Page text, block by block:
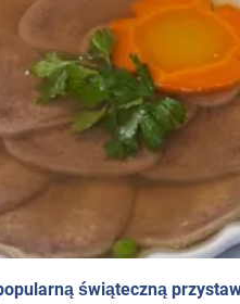
świąteczną